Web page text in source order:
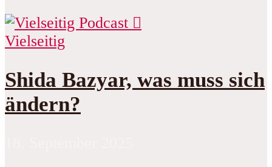
Vielseitig
Shida Bazyar, was muss sich
ändern?